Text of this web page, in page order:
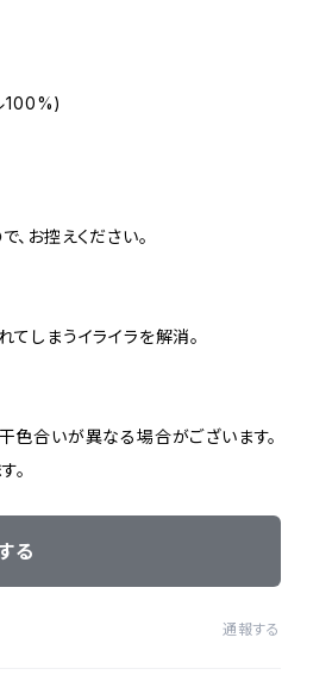
100%)
お控えください。
しまうイライラを解消。
色合いが異なる場合がございます。
。
る
通報する